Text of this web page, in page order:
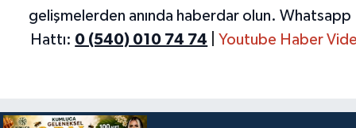
gelişmelerden anında haberdar olun. Whatsapp
Hattı: 0 (540) 010 74 74 Youtube Haber